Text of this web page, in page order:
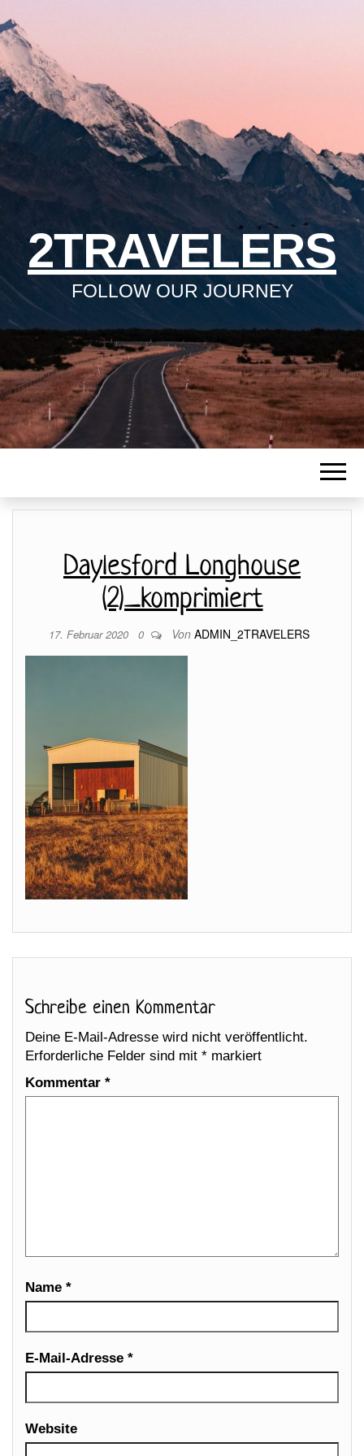
2TRAVELERS
FOLLOW OUR JOURNEY
Daylesford Longhouse
(2)_komprimiert
17. Februar 2020 0 Von ADMIN_2TRAVELERS
Schreibe einen Kommentar
Deine E-Mail-Adresse wird nicht veröffentlicht.
Erforderliche Felder sind mit * markiert
Kommentar *
Name *
E-Mail-Adresse *
Website